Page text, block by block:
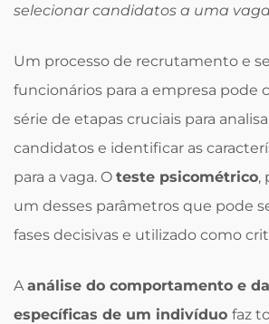
selecionar candidatos a uma
Um processo de recrutamento e
funcionários para a empresa pode
série de etapas cruciais para
candidatos e identificar as
para a vaga. O teste psicométrico,
um desses parâmetros que pode
fases decisivas e utilizado como
A análise do comportamento e
específicas de um indivíduo faz